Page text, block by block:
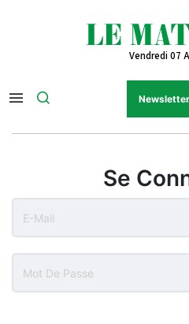
Vendredi 07
Newsletter
Se